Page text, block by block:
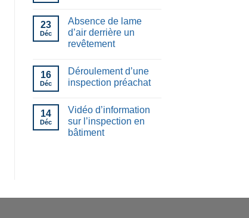
23
Déc
Absence de lame
d’air derrière un
revêtement
16
Déc
Déroulement d’une
inspection préachat
14
Déc
Vidéo d’information
sur l’inspection en
bâtiment